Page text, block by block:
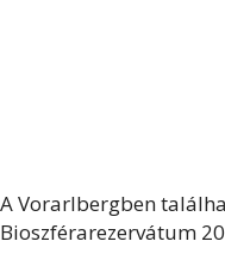
A Vorarlbergben
Bioszférarezervátum